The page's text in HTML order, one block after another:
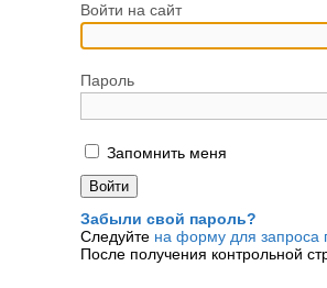
Войти на сайт
Пароль
Запомнить меня
Забыли свой пароль?
Следуйте на форму для запроса
После получения контрольной